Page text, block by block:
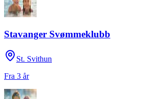
Stavanger Svømmeklubb
St. Svithun
Fra 3 år